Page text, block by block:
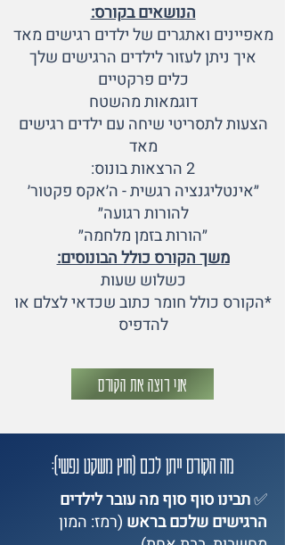
הנושאים בקורס:
מאפיינים ואתגרים של ילדים רגישים מאד
איך ניתן לעזור לילדים הרגישים שלך
כלים פרקטיים
דוגמאות מהשטח
הצעות לתסריטי שיחה עם ילדים רגישים
מאד
2 הרצאות בונוס:
״אינטליגנציה רגשית - ה׳אקס פקטור׳
להורות רגועה״
״הורות בזמן מלחמה״
משך הקורס כולל הבונוסים:
כשלוש שעות
*הקורס כולל חומר כתוב שכדאי לצלם או
להדפיס
אני רוצה את הקורס
מה הקורס ייתן לכם (חוץ משקט נפשי):
✅תבינו סוף סוף מה עובר לילדים
הרגישים שלכם בראש (רמז: המון